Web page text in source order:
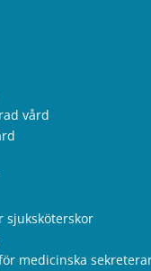
vård
sjuksköterskor
medicinska